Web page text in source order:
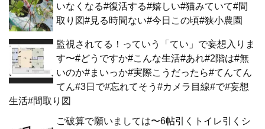
いなくなる#復活する#嬉しい#猫みていて#間
取り図#見る時間ない#今日この頃#狭小農園
監視されてる！っていう「てい」で妄想入りま
す〜#どうですか#こんな生活#あれ#2階は#無
いのか#まいっか#実際こうだったら#てんてん
てん#3日で#忘れてそう#カメラ目線#で#妄想
生活#間取り図
ご破算で願いましては〜6帖引くトイレ引くシ